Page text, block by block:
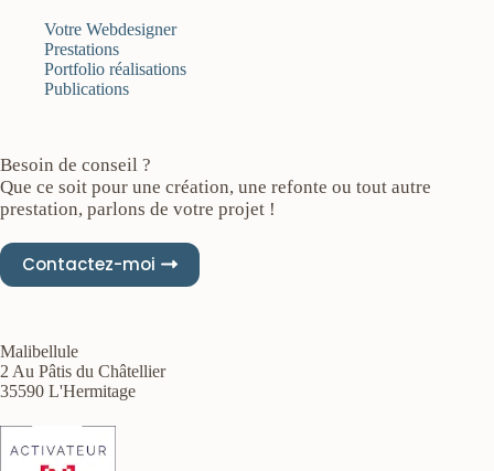
Votre Webdesigner
Prestations
Portfolio réalisations
Publications
Besoin de conseil ?
Que ce soit pour une création, une refonte ou tout autre
prestation, parlons de votre projet !
Contactez-moi
Malibellule
2 Au Pâtis du Châtellier
35590 L'Hermitage